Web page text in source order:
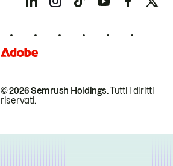
© 2026 Semrush Holdings.Tutti i diritti
riservati.